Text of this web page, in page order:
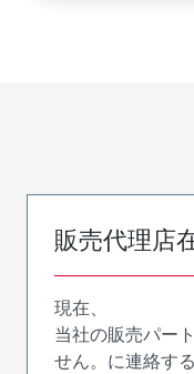
販売代理店
現在、
当社の販売パー
せん。に連絡す